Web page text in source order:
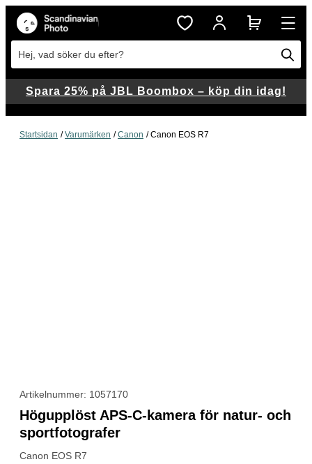
Hej, vad söker du efter?
Startsidan Varumärken Canon Canon EOS R7
Artikelnummer: 1057170
Canon EOS R7
Högupplöst APS-C-kamera för natur- och
sportfotografer
Spara 25% på JBL Boombox – köp din idag!